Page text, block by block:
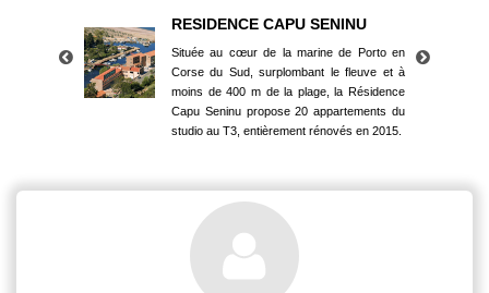
RESIDENCE CAPU SENINU
Située au cœur de la marine de Porto en
Corse du Sud, surplombant le fleuve et à
moins de 400 m de la plage, la Résidence
Capu Seninu propose 20 appartements du
studio au T3, entièrement rénovés en 2015.
Corse du Sud, surplombant le fleuve et à
moins de 400 m de la plage, la Résidence
Capu Seninu propose 20 appartements du
studio au T3, entièrement rénovés en 2015.